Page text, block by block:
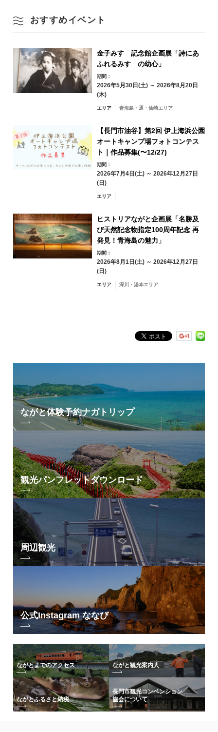
3 4 5 6 7 8 9
10 11 12 13 14 15 16
17 18 19 20 21 22 23
27 28 29
31
« 7月 9月 »
エリアから検索 by Area
油谷・日置エリア
崎エリア
俵山エリア
三隅エリア
おすすめイベント
金子みすゞ記念館企画展「詩にあ
ふれるみすゞの幼心」
期間：
2026年5月30日(土) ～ 2026年8月20日
(木)
エリア 青海島・通・仙崎エリア
【長門市油谷】第2回 伊上海浜公園
オートキャンプ場フォトコンテス
ト｜作品募集(〜12/27)
期間：
2026年7月4日(土) ～ 2026年12月27日
(日)
エリア
ヒストリアながと企画展「名勝及
び天然記念物指定100周年記念 再
発見！青海島の魅力」
期間：
2026年8月1日(土) ～ 2026年12月27日
(日)
エリア 深川・湯本エリア
ながと体験予約ナガトリップ
観光パンフレットダウンロード
周辺観光
公式Instagram ななび
ながとまでのアクセス ながと観光案内人
ながとふるさと納税
長門市観光コンベンション
協会について